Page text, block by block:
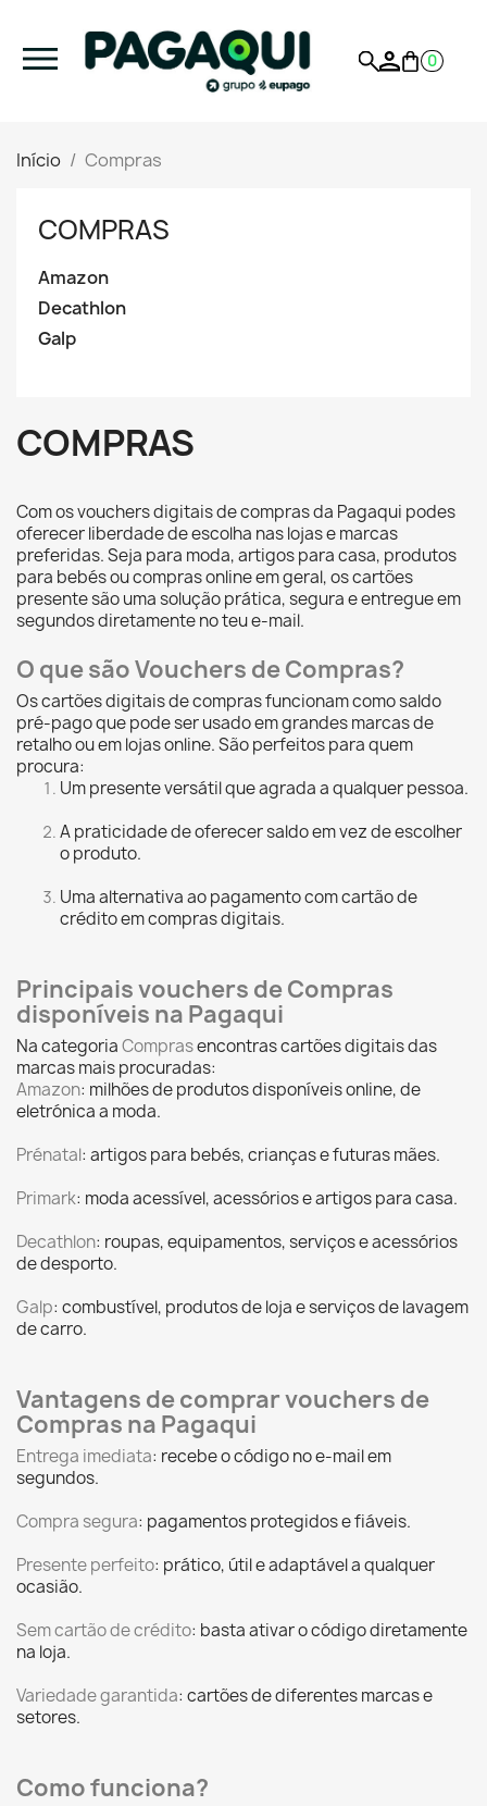
0
Início Compras
COMPRAS
Amazon
Decathlon
Galp
COMPRAS
Com os vouchers digitais de compras da Pagaqui podes
oferecer liberdade de escolha nas lojas e marcas
preferidas. Seja para moda, artigos para casa, produtos
para bebés ou compras online em geral, os cartões
presente são uma solução prática, segura e entregue em
segundos diretamente no teu e-mail.
O que são Vouchers de Compras?
Os cartões digitais de compras funcionam como saldo
pré-pago que pode ser usado em grandes marcas de
retalho ou em lojas online. São perfeitos para quem
procura:
Um presente versátil que agrada a qualquer pessoa.
A praticidade de oferecer saldo em vez de escolher
o produto.
Uma alternativa ao pagamento com cartão de
crédito em compras digitais.
Principais vouchers de Compras
disponíveis na Pagaqui
Na categoriaComprasencontras cartões digitais das
marcas mais procuradas:
Amazon: milhões de produtos disponíveis online, de
eletrónica a moda.
Prénatal: artigos para bebés, crianças e futuras mães.
Primark: moda acessível, acessórios e artigos para casa.
Decathlon: roupas, equipamentos, serviços e acessórios
de desporto.
Galp: combustível, produtos de loja e serviços de lavagem
de carro.
Vantagens de comprar vouchers de
Compras na Pagaqui
Entrega imediata: recebe o código no e-mail em
segundos.
Compra segura: pagamentos protegidos e fiáveis.
Presente perfeito: prático, útil e adaptável a qualquer
ocasião.
Sem cartão de crédito: basta ativar o código diretamente
na loja.
Variedade garantida: cartões de diferentes marcas e
setores.
Como funciona?